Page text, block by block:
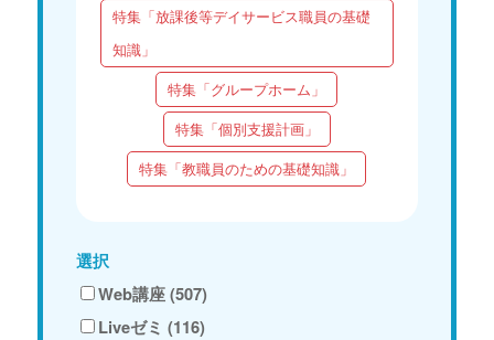
特集「放課後等デイサービス職員の基礎
知識」
特集「グループホーム」
特集「個別支援計画」
特集「教職員のための基礎知識」
選択
Web講座 (507)
Liveゼミ (116)